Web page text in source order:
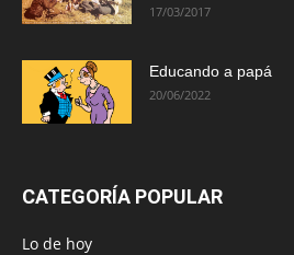
17/03/2017
Educando a papá
20/06/2022
CATEGORÍA POPULAR
Lo de hoy